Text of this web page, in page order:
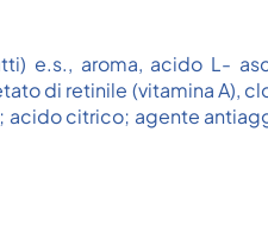
e.s., aroma, acido L-
di retinile (vitamina A),
acido citrico; agente